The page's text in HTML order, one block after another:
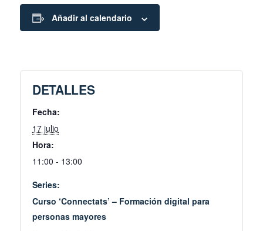
Añadir al calendario
DETALLES
Fecha:
17 julio
Hora:
11:00 - 13:00
Series:
Curso ‘Connectats’ – Formación digital para
personas mayores